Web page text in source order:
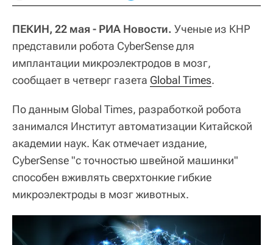
ПЕКИН, 22 мая - РИА Новости. Ученые из КНР
представили робота CyberSense для
имплантации микроэлектродов в мозг,
сообщает в четверг газета Global Times.
По данным Global Times, разработкой робота
занимался Институт автоматизации Китайской
академии наук. Как отмечает издание,
CyberSense "с точностью швейной машинки"
способен вживлять сверхтонкие гибкие
микроэлектроды в мозг животных.